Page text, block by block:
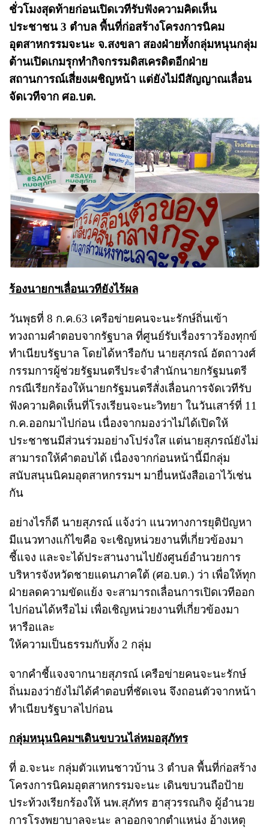
ชั่วโมงสุดท้ายก่อนเปิดเวทีรับฟังความคิดเห็น
ประชาชน 3 ตำบล พื้นที่ก่อสร้างโครงการนิคม
อุตสาหกรรมจะนะ จ.สงขลา สองฝ่ายทั้งกลุ่มหนุนกลุ่ม
ต้านเปิดเกมรุกทำกิจกรรมดิสเครดิตอีกฝ่าย
สถานการณ์เสี่ยงเผชิญหน้า แต่ยังไม่มีสัญญาณเลื่อน
จัดเวทีจาก ศอ.บต.
ร้องนายกฯเลื่อนเวทียังไร้ผล
วันพุธที่ 8 ก.ค.63 เครือข่ายคนจะนะรักษ์ถิ่นเข้า
ทวงถามคำตอบจากรัฐบาล ที่ศูนย์รับเรื่องราวร้องทุกข์
ทำเนียบรัฐบาล โดยได้หารือกับ นายสุภรณ์ อัตถาวงศ์
กรรมการผู้ช่วยรัฐมนตรีประจำสำนักนายกรัฐมนตรี
กรณีเรียกร้องให้นายกรัฐมนตรีสั่งเลื่อนการจัดเวทีรับ
ฟังความคิดเห็นที่โรงเรียนจะนะวิทยา ในวันเสาร์ที่ 11
ก.ค.ออกมาไปก่อน เนื่องจากมองว่าไม่ได้เปิดให้
ประชาชนมีส่วนร่วมอย่างโปร่งใส แต่นายสุภรณ์ยังไม่
สามารถให้คำตอบได้ เนื่องจากก่อนหน้านี้มีกลุ่ม
สนับสนุนนิคมอุตสาหกรรมฯ มายื่นหนังสือเอาไว้เช่น
กัน
อย่างไรก็ดี นายสุภรณ์ แจ้งว่า แนวทางการยุติปัญหา
มีแนวทางแก้ไขคือ จะเชิญหน่วยงานที่เกี่ยวข้องมา
ชี้แจง และจะได้ประสานงานไปยังศูนย์อำนวยการ
บริหารจังหวัดชายแดนภาคใต้ (ศอ.บต.) ว่า เพื่อให้ทุก
ฝ่ายลดความขัดแย้ง จะสามารถเลื่อนการเปิดเวทีออก
ไปก่อนได้หรือไม่ เพื่อเชิญหน่วยงานที่เกี่ยวข้องมา
หารือและ
ให้ความเป็นธรรมกับทั้ง 2 กลุ่ม
จากคำชี้แจงจากนายสุภรณ์ เครือข่ายคนจะนะรักษ์
ถิ่นมองว่ายังไม่ได้คำตอบที่ชัดเจน จึงถอนตัวจากหน้า
ทำเนียบรัฐบาลไปก่อน
กลุ่มหนุนนิคมฯเดินขบวนไล่หมอสุภัทร
ที่ อ.จะนะ กลุ่มตัวแทนชาวบ้าน 3 ตำบล พื้นที่ก่อสร้าง
โครงการนิคมอุตสาหกรรมจะนะ เดินขบวนถือป้าย
ประท้วงเรียกร้องให้ นพ.สุภัทร ฮาสุวรรณกิจ ผู้อำนวย
การโรงพยาบาลจะนะ ลาออกจากตำแหน่ง อ้างเหตุ